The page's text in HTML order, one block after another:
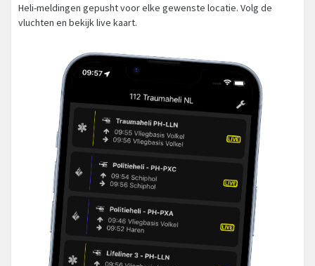
Heli-meldingen gepusht voor elke gewenste locatie. Volg de
vluchten en bekijk live kaart.